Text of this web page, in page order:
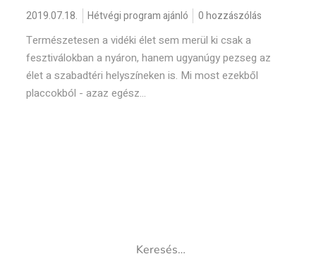
2019.07.18. Hétvégi program ajánló 0 hozzászólás
Természetesen a vidéki élet sem merül ki csak a
fesztiválokban a nyáron, hanem ugyanúgy pezseg az
élet a szabadtéri helyszíneken is. Mi most ezekből
placcokból - azaz egész...